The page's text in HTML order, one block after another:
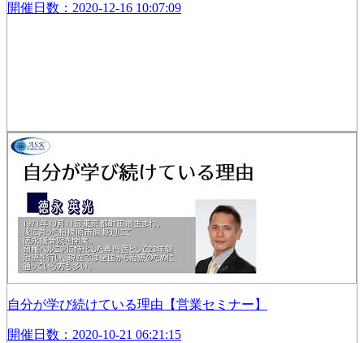
開催日数：2020-12-16 10:07:09
自分が学び続けている理由【営業セミナー】
開催日数：2020-10-21 06:21:15